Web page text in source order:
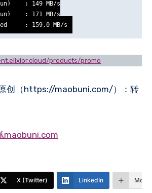
: 149 MB/s
: 171 MB/s
: 159.0 MB/s
products/promo
创（https://maobuni.com/）：转
maobuni.com
X (Twitter) LinkedIn More